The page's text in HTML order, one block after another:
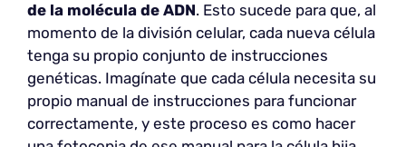
de la molécula de ADN. Esto sucede para que, al
momento de la división celular, cada nueva célula
tenga su propio conjunto de instrucciones
genéticas. Imagínate que cada célula necesita su
propio manual de instrucciones para funcionar
correctamente, y este proceso es como hacer